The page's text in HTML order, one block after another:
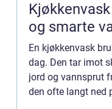
Kjøkkenvask funksjon, materialer
og smarte
En kjøkkenvask
dag. Den tar imot
jord og vannsprut
den ofte langt ned